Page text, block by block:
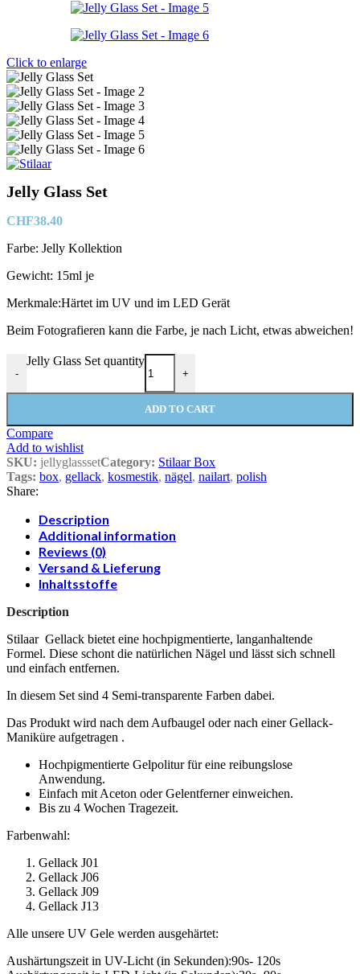
Click to enlarge
Jelly Glass Set
CHF38.40
Farbe: Jelly Kollektion
Gewicht: 15ml je
Merkmale:Härtet im UV und im LED Gerät
Beim Fotografieren kann die Farbe, je nach Licht, etwas abweichen!
-
Jelly Glass Set quantity
+
ADD TO CART
Compare
Add to wishlist
SKU: jellyglasssetCategory: Stilaar Box
Tags: box, gellack, kosmestik, nägel, nailart, polish
Share:
Description
Additional information
Reviews (0)
Versand & Lieferung
Inhaltsstoffe
Description
Stilaar Gellack bietet eine hochpigmentierte, langanhaltende
Formel. Diese schont die natürlichen Nägel und lässt sich schnell
und einfach entfernen.
In diesem Set sind 4 Semi-transparente Farben dabei.
Das Produkt wird nach dem Aufbaugel oder nach einer Gellack-
Maniküre aufgetragen .
Hochpigmentierte Gelpolitur für eine reibungslose
Anwendung.
Einfach mit Aceton oder Gelentferner einweichen.
Bis zu 4 Wochen Tragezeit.
Farbenwahl:
Gellack J01
Gellack J06
Gellack J09
Gellack J13
Alle unsere UV Gele werden ausgehärtet:
Aushärtungszeit in UV-Licht (in Sekunden):90s- 120s